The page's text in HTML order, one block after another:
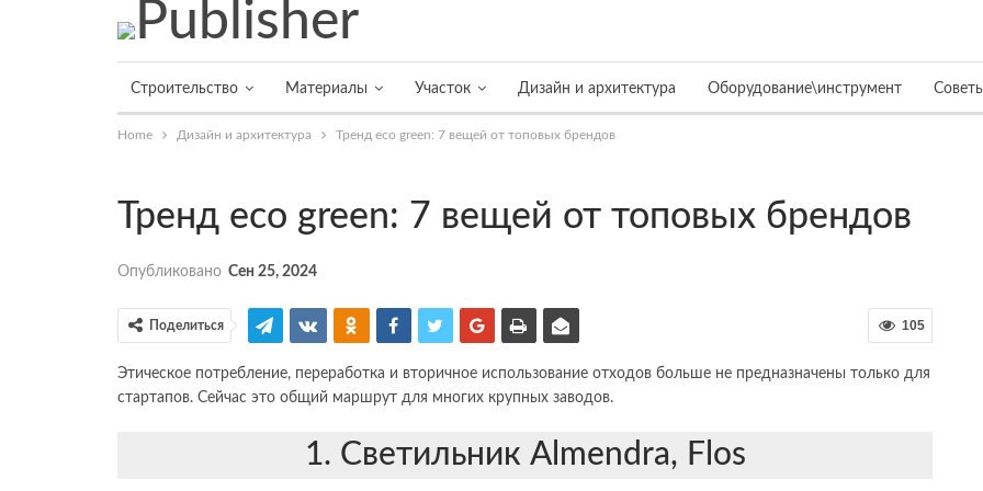
Строительство Материалы Участок Дизайн и архитектура Оборудование\инструмент
Home Дизайн и архитектура Тренд eco green: 7 вещей от топовых брендов
Тренд eco green: 7 вещей от топовых брендов
Опубликовано Сен 25, 2024
105
Поделиться
Этическое потребление, переработка и вторичное использование отходов больше не предназначены только для
стартапов. Сейчас это общий маршрут для многих крупных заводов.
1. Светильник Almendra, Flos